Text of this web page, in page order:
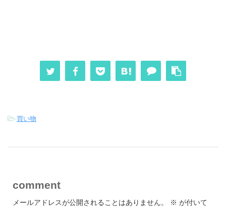
-買い物
comment
メールアドレスが公開されることはありません。 ※ が付いて